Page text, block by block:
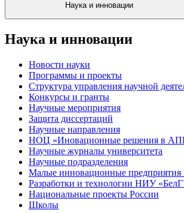
Наука и инновации
Наука и инновации
Новости науки
Программы и проекты
Структура управления научной
Конкурсы и гранты
Научные мероприятия
Защита диссертаций
Научные направления
НОЦ «Иновационные решения в
Научные журналы университета
Научные подразделения
Малые инновационные
Разработки и технологии НИУ
Национальные проекты России
Школы